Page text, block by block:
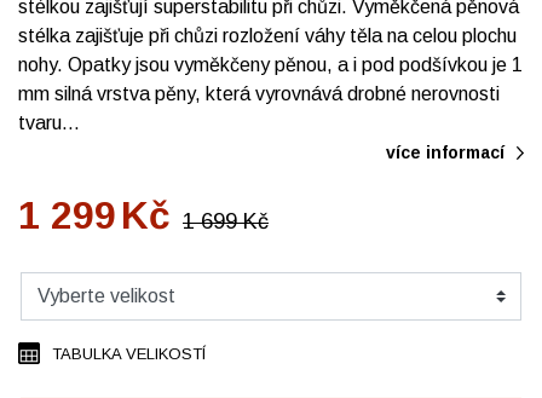
stélkou zajišťují superstabilitu při chůzi. Vyměkčená pěnová
stélka zajišťuje při chůzi rozložení váhy těla na celou plochu
nohy. Opatky jsou vyměkčeny pěnou, a i pod podšívkou je 1
mm silná vrstva pěny, která vyrovnává drobné nerovnosti
tvaru…
více informací
1 299Kč 1 699 Kč
TABULKA VELIKOSTÍ